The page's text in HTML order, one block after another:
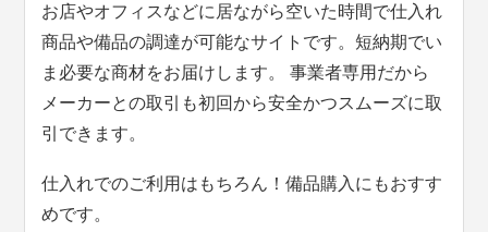
お店やオフィスなどに居ながら空いた時間で仕入れ
商品や備品の調達が可能なサイトです。短納期でい
ま必要な商材をお届けします。 事業者専用だから
メーカーとの取引も初回から安全かつスムーズに取
引できます。
仕入れでのご利用はもちろん！備品購入にもおすす
めです。